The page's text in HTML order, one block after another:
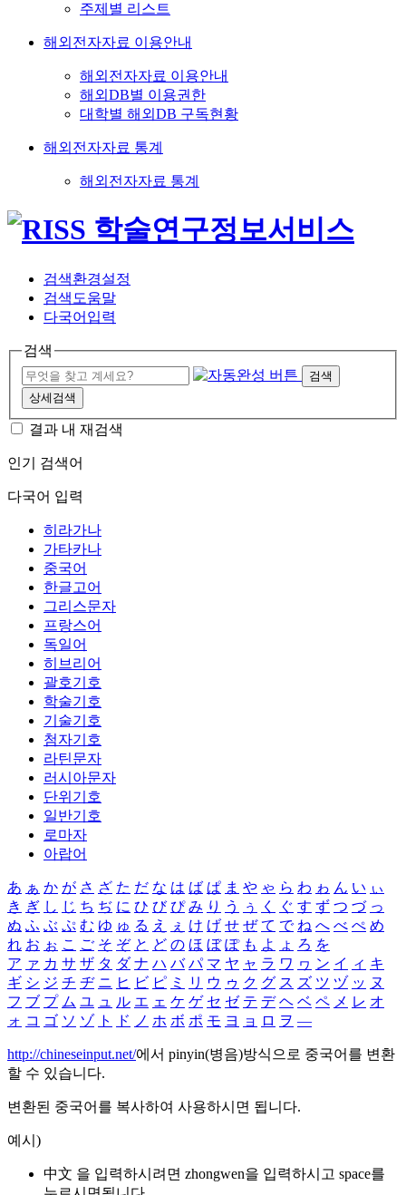
주제별 리스트
해외전자자료 이용안내
해외전자자료 이용안내
해외DB별 이용권한
대학별 해외DB 구독현황
해외전자자료 통계
해외전자자료 통계
검색환경설정
검색도움말
다국어입력
검색
검색
상세검색
결과 내 재검색
인기 검색어
다국어 입력
히라가나
가타카나
중국어
한글고어
그리스문자
프랑스어
독일어
히브리어
괄호기호
학술기호
기술기호
첨자기호
라틴문자
러시아문자
단위기호
일반기호
로마자
아랍어
あ ぁ か が さ ざ た だ な は ば ぱ ま や ゃ ら わ ゎ ん い ぃ
き ぎ し じ ち ぢ に ひ び ぴ み り う ぅ く ぐ す ず つ づ っ
ぬ ふ ぶ ぷ む ゆ ゅ る え ぇ け げ せ ぜ て で ね へ べ ぺ め
れ お ぉ こ ご そ ぞ と ど の ほ ぼ ぽ も よ ょ ろ を
ア ァ カ サ ザ タ ダ ナ ハ バ パ マ ヤ ャ ラ ワ ヮ ン イ ィ キ
ギ シ ジ チ ヂ ニ ヒ ビ ピ ミ リ ウ ゥ ク グ ス ズ ツ ヅ ッ ヌ
フ ブ プ ム ユ ュ ル エ ェ ケ ゲ セ ゼ テ デ ヘ ベ ペ メ レ オ
ォ コ ゴ ソ ゾ ト ド ノ ホ ボ ポ モ ヨ ョ ロ ヲ ―
http://chineseinput.net/에서 pinyin(병음)방식으로 중국어를 변환
할 수 있습니다.
변환된 중국어를 복사하여 사용하시면 됩니다.
예시)
中文 을 입력하시려면 zhongwen을 입력하시고 space를